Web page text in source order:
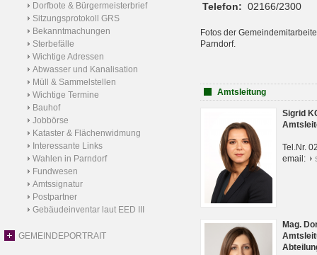
Dorfbote & Bürgermeisterbrief
Sitzungsprotokoll GRS
Bekanntmachungen
Sterbefälle
Wichtige Adressen
Abwasser und Kanalisation
Müll & Sammelstellen
Wichtige Termine
Bauhof
Jobbörse
Kataster & Flächenwidmung
Interessante Links
Wahlen in Parndorf
Fundwesen
Amtssignatur
Postpartner
Gebäudeinventar laut EED III
GEMEINDEPORTRAIT
Telefon: 02166/2300
Fotos der
Parndorf.
Amtsleitung
Sigrid
Tel.Nr.
email:
Mag.